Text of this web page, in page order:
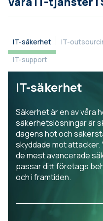
IT-säkerhet
IT-säkerhet
Säkerhet är en av våra
säkerhetslösningar är
dagens hot och
skyddade mot attacker.
de mest avancerade
passar ditt företags
och i framtiden.
IT-
IT-support